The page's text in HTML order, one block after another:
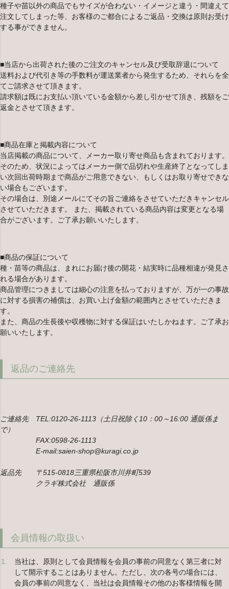
種子や苗以外の商品でもサイズが合わない・イメージと違う・間違えて
注文してしまった等、お客様のご都合によるご返品・交換は原則お受け
する事ができません。
■当店から出荷された後のご注文のキャンセル及び受取辞退について
送料および代引き等の手数料が運送業者から発生するため、それらを全
てご請求させて頂きます。
請求額は既にお支払い頂いている金額から差し引かせて頂き、残額をご
返金とさせて頂きます。
■商品在庫と掲載内容について
当店掲載の商品について、メーカー取り寄せ商品も含まれております。
そのため、状況によってはメーカー側で品切れや生産終了となってしま
い次回出荷時期まで商品がご用意できない、もしくはお取り寄せできな
い場合もございます。
その場合は、別途メールにてその旨ご連絡をさせていただきキャンセル
させていただきます。 また、掲載されている商品内容は変更となる場
合がございます。ご了承お願いいたします。
■商品の保証について
種・苗等の商品は、まれにお届け後の開花・結実時に品種相違が発見さ
れる場合があります。
商品管理につきましては細心の注意を払っておりますが、万が一の事故
に対する損害の補償は、お買い上げ金額の範囲内とさせていただきま
す。
また、商品の生長後や収穫物に対する保証はいたしかねます。ご了承お
願いいたします。
返品のご連絡先
ご連絡先 TEL:0120-26-1113（土日祝除く10：00～16:00 通販係ま
で）
FAX:0598-26-1113
E-mail:saien-shop@kuragi.co.jp
返品先 〒515-0818三重県松阪市川井町539
クラギ株式会社 通販係
会員情報の取扱い
当社は、原則として会員情報を会員の事前の同意なく第三者に対
して開示することはありません。ただし、次の各号の場合には、
会員の事前の同意なく、当社は会員情報その他のお客様情報を開